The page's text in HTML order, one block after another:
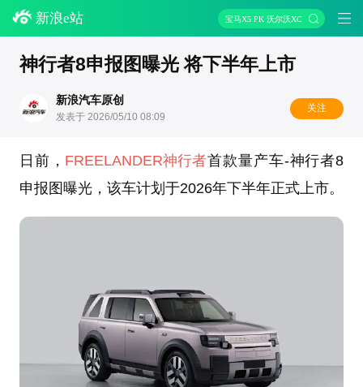
新浪e站 宝马X5 PK 沃尔沃XC90
神行者8申报图曝光 将下半年上市
新浪汽车原创
发表于 2026/05/10 08:09
关注
日前， FREELANDER神行者首款量产车-神行者8
申报图曝光，该车计划于2026年下半年正式上市。